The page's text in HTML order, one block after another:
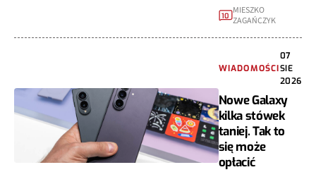
10 MIESZKO
ZAGAŃCZYK
WIADOMOŚCI
07
SIE
2026
Nowe Galaxy
kilka stówek
taniej. Tak to
się może
opłacić